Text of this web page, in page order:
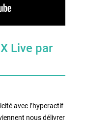
Live par
avec l’hyperactif
nous délivrer